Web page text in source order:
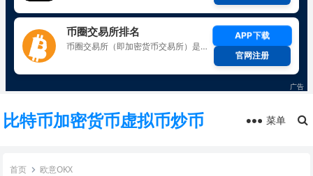
比特币加密货币虚拟币炒币 菜单
首页 欧意OKX